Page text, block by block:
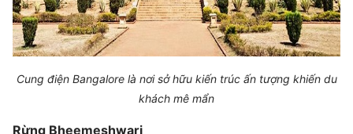
Cung điện Bangalore là nơi sở hữu kiến trúc ấn tượng khiến du
khách mê mẩn
Rừng Bheemeshwari